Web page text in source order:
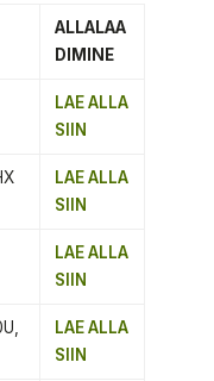
ALLALAA
DIMINE
LAE ALLA
SIIN
LAE ALLA
SIIN
LAE ALLA
SIIN
LAE ALLA
SIIN